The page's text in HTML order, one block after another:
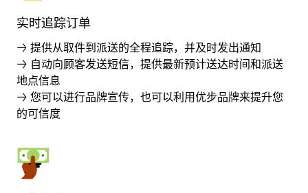
实时追踪订单
→ 提供从取件到派送的全程追踪，并及时发出通知
→ 自动向顾客发送短信，提供最新预计送达时间和派送
地点信息
→ 您可以进行品牌宣传，也可以利用优步品牌来提升您
的可信度